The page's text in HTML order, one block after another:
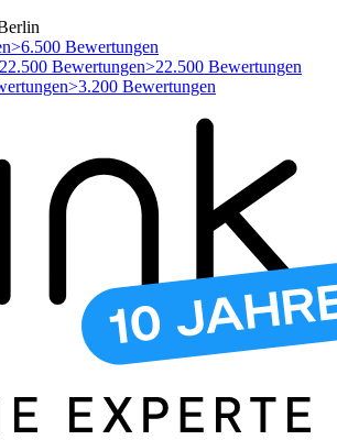
>6.500 Bewertungen
>22.500 Bewertungen
>3.200 Bewertungen